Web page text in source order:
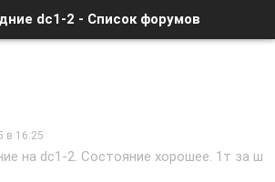
dc1-2 - Список форумов
в 16:25
на dc1-2. Состояние хорошее. 1т за ш